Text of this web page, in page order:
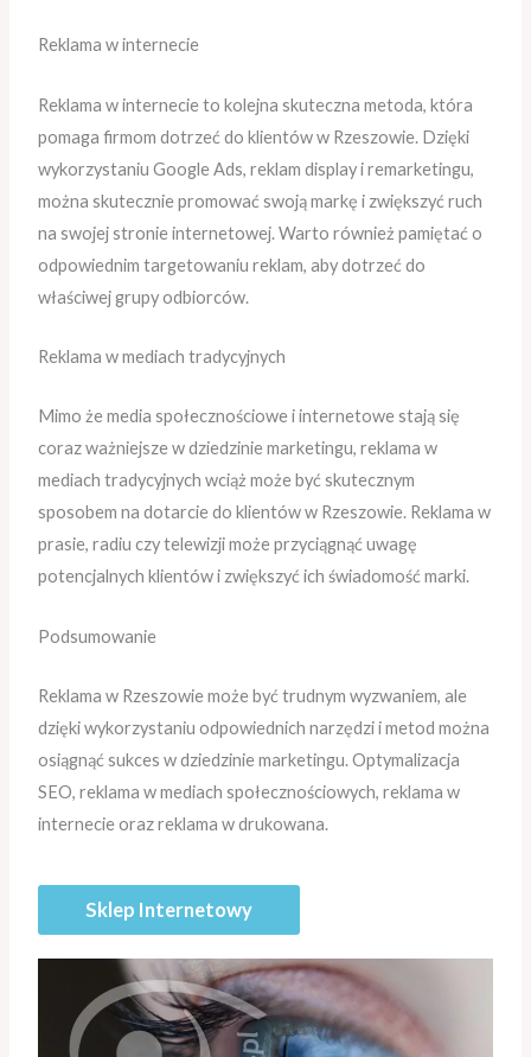
Reklama w internecie
Reklama w internecie to kolejna skuteczna metoda, która
pomaga firmom dotrzeć do klientów w Rzeszowie. Dzięki
wykorzystaniu Google Ads, reklam display i remarketingu,
można skutecznie promować swoją markę i zwiększyć ruch
na swojej stronie internetowej. Warto również pamiętać o
odpowiednim targetowaniu reklam, aby dotrzeć do
właściwej grupy odbiorców.
Reklama w mediach tradycyjnych
Mimo że media społecznościowe i internetowe stają się
coraz ważniejsze w dziedzinie marketingu, reklama w
mediach tradycyjnych wciąż może być skutecznym
sposobem na dotarcie do klientów w Rzeszowie. Reklama w
prasie, radiu czy telewizji może przyciągnąć uwagę
potencjalnych klientów i zwiększyć ich świadomość marki.
Podsumowanie
Reklama w Rzeszowie może być trudnym wyzwaniem, ale
dzięki wykorzystaniu odpowiednich narzędzi i metod można
osiągnąć sukces w dziedzinie marketingu. Optymalizacja
SEO, reklama w mediach społecznościowych, reklama w
internecie oraz reklama w drukowana.
Sklep Internetowy